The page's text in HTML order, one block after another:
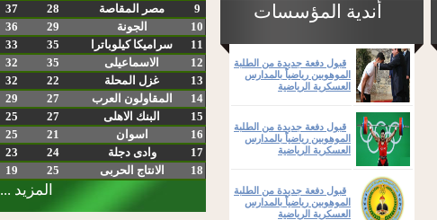
9
مصر المقاصة 28
37
10
الجونة 29
36
11
سراميكا كيلوباترا 35
33
12
الاسماعيلى 35
32
13
غزل المحلة 22
32
14
المقاولون العرب 27
29
15
البنك الاهلى 27
25
16
اسوان 21
25
17
وادى دجلة 24
23
18
الانتاج الحربى 25
19
المزيد ...
أندية المؤسسات
قبول دفعة جديدة من الطلبة
الموهوبين رياضياً بالمدارس
العسكرية الرياضية
قبول دفعة جديدة من الطلبة
الموهوبين رياضياً بالمدارس
العسكرية الرياضية
قبول دفعة جديدة من الطلبة
الموهوبين رياضياً بالمدارس
العسكرية الرياضية